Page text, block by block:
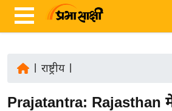
ज़ा
राष्ट्रीय|
Prajatantra: Rajasthan में